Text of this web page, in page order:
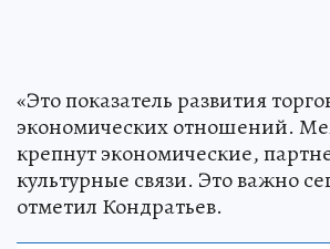
«Это показатель развития
экономических отношений.
крепнут экономические,
культурные связи. Это важно
отметил Кондратьев.